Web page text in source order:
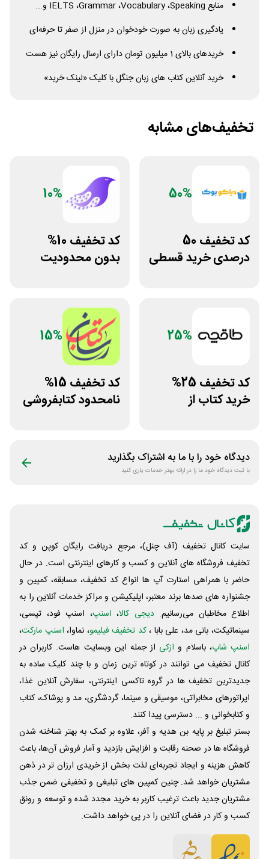
منابع
IELTS ،Grammar ،Vocabulary ،Speaking و...
یادگیری زبان به صورت خودخوان در منزل از صفر تا حرفه‌ای
خریدهای بالای 1 میلیون تومان دارای ارسال رایگان نیز هست
خرید آنلاین کتاب های زبان جنگل با کلیک «لینک خرید»
تخفیف‌های مشابه
50%
کد تخفیف 50
درصدی خرید قسطی
10%
کد تخفیف 10%
بدون محدودیت
25%
کد تخفیف 25%
خرید کتاب از
15%
کد تخفیف 15%
نامحدود کتابفروشی
دیدگاه خود را با ما به اشتراک بگذارید
با ثبت دیدگاه خود ما را در ارائه بهتر خدمات یاری کنید
سایت کانال تخفیف (آف چنل)، مرجع دریافت رایگان کوپن و کد
تخفیف فروشگاه های آنلاین و کسب و‌ کارهای اینترنتی است. در حال
حاضر با همراهی استارت آپ ها انواع کد تخفیف، مسابقه، کمپین و
جشنواره های صدها برند معتبر، اپلیکیشن و مراکز خدمات آنلاین را به
اطلاع مخاطبان می‌رسانیم. دیجی کالا، اسنپ، اسنپ فود، تپسی،
سینماتیکت، بانی مد، علی‌ بابا ،کد تخفیف فیلیمو، نماوا، اسنپ مارکت،
اسنپ شاپ، باسلام و ازکی از جمله این وبسایت ‌هاست. کاربران در
کانال تخفیف می توانند در کوتاه ترین زمان و با چند کلیک ساده به
جدیدترین تخفیف ها در گروه تاکسی اینترنتی، سفارش آنلاین غذا،
اپراتورهای مخابراتی، موسیقی و سینما، گردشگری، مد و پوشاک، کتاب
و کتابخوانی و ... دسترسی پیدا کنند.
بستر تبلیغ بر پایه بن هدیه و آفر، علاوه بر کمک به بهتر شناخته شدن
فروشگاه ها در صحنه رقابت و افزایش بازدید و آمار فروش آن‌ها، باعث
کاهش هزینه و ایجاد تجربه‌ای لذت بخش از خریدی ارزان تر در ذهن
مشتریان خواهد شد. چنین کمپین های تبلیغی و تخفیفی ضمن جذب
مشتریان جدید باعث ترغیب کاربر به خرید مجدد شده و توسعه و رونق
کسب و کار در فضای آنلاین را در پی خواهد داشت.